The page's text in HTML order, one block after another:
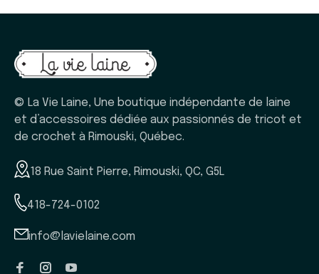
© La Vie Laine, Une boutique indépendante de laine
et d’accessoires dédiée aux passionnés de tricot et
de crochet à Rimouski, Québec.
18 Rue Saint Pierre, Rimouski, QC, G5L
418-724-0102
info@lavielaine.com